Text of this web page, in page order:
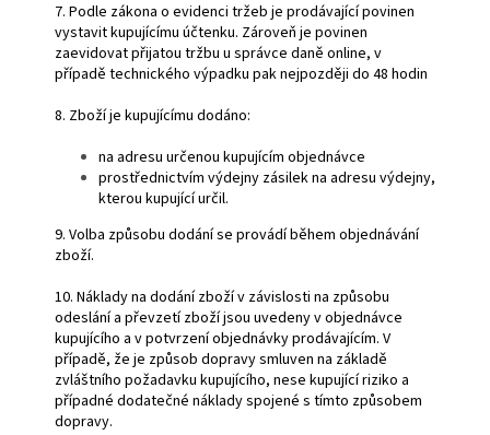
7. Podle zákona o evidenci tržeb je prodávající povinen
vystavit kupujícímu účtenku. Zároveň je povinen
zaevidovat přijatou tržbu u správce daně online, v
případě technického výpadku pak nejpozději do 48 hodin
8. Zboží je kupujícímu dodáno:
na adresu určenou kupujícím objednávce
prostřednictvím výdejny zásilek na adresu výdejny,
kterou kupující určil.
9. Volba způsobu dodání se provádí během objednávání
zboží.
10. Náklady na dodání zboží v závislosti na způsobu
odeslání a převzetí zboží jsou uvedeny v objednávce
kupujícího a v potvrzení objednávky prodávajícím. V
případě, že je způsob dopravy smluven na základě
zvláštního požadavku kupujícího, nese kupující riziko a
případné dodatečné náklady spojené s tímto způsobem
dopravy.